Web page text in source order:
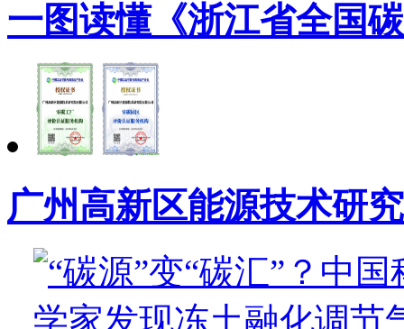
一图读懂《浙江省全国
广州高新区能源技术研